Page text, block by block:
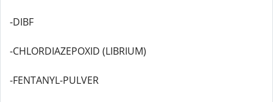
-DIBF
-CHLORDIAZEPOXID (LIBRIUM)
-FENTANYL-PULVER